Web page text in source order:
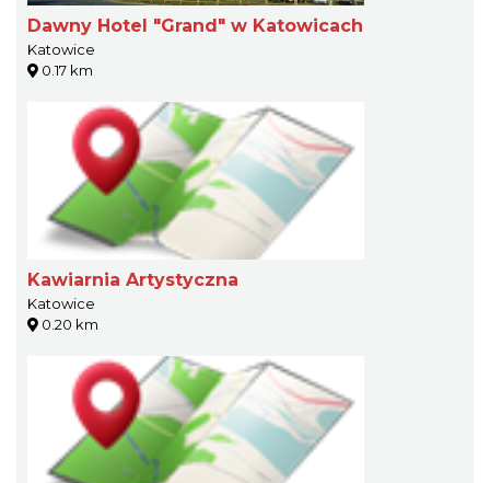
Dawny Hotel "Grand" w Katowicach
Katowice
0.17 km
Kawiarnia Artystyczna
Katowice
0.20 km